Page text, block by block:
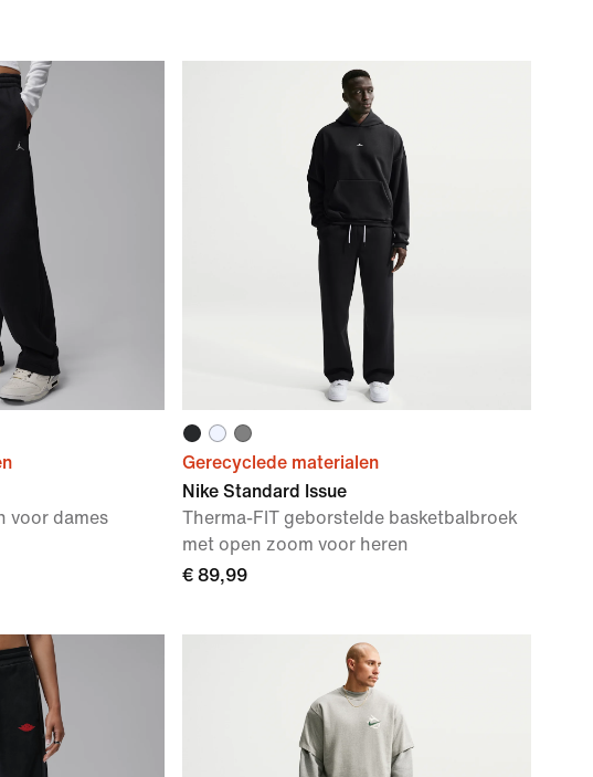
voor dames
Gerecyclede materialen
Nike Standard Issue
Therma-FIT geborstelde basketbalbroek
met open zoom voor heren
€ 89,99